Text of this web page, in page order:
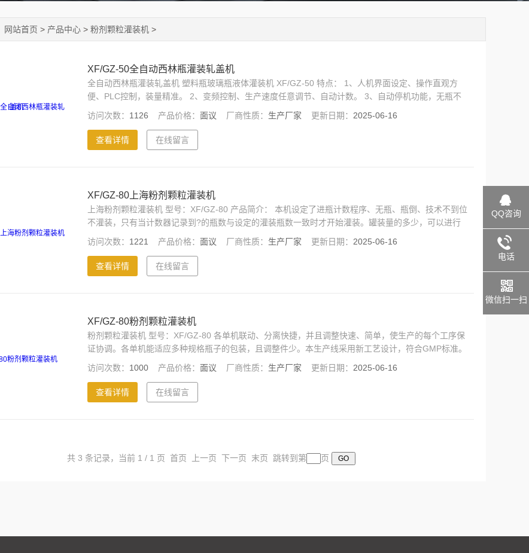
网站首页 > 产品中心 > 粉剂颗粒灌装机 >
XF/GZ-50全自动西林瓶灌装轧盖机
全自动西林瓶灌装轧盖机 塑料瓶玻璃瓶液体灌装机 XF/GZ-50 特点： 1、人机界面设定、操作直观方
便、PLC控制，装量精准。 2、变频控制、生产速度任意调节、自动计数。 3、自动停机功能，无瓶不
灌装。 4、圆盘定位式灌装，稳定可靠。 5、高精度凸轮分度计控制，定位精准。 6、采用SUS304及
316L不锈钢制造，符合GMP要求。
访问次数： 1126 产品价格：面议 厂商性质： 生产厂家 更新日期： 2025-06-16
查看详情 在线留言
XF/GZ-80上海粉剂颗粒灌装机
上海粉剂颗粒灌装机 型号：XF/GZ-80 产品简介： 本机设定了进瓶计数程序、无瓶、瓶倒、技术不到位
不灌装，只有当计数器记录到?的瓶数与设定的灌装瓶数一致时才开始灌装。罐装量的多少，可以进行
初调到所需灌装量时，在进行微调，即可得到理想的灌装计量精度。
访问次数： 1221 产品价格：面议 厂商性质： 生产厂家 更新日期： 2025-06-16
查看详情 在线留言
XF/GZ-80粉剂颗粒灌装机
​粉剂颗粒灌装机 型号：XF/GZ-80 各单机联动、分离快捷，并且调整快速、简单，使生产的每个工序保
证协调。各单机能适应多种规格瓶子的包装，且调整件少。本生产线采用新工艺设计，符合GMP标准。
访问次数： 1000 产品价格：面议 厂商性质： 生产厂家 更新日期： 2025-06-16
查看详情 在线留言
共 3 条记录，当前 1 / 1 页 首页 上一页 下一页 末页 跳转到第 页
QQ咨询
电话
微信扫一扫